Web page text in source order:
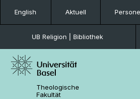
English Aktuell
UB Religion | Bibliothek
Theologische
Fakultät